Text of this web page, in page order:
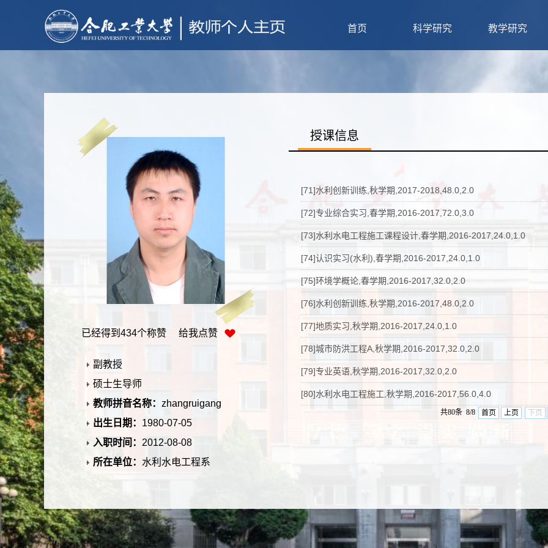
首页 科学研究 教学研究
已经得到 434个称赞 给我点赞
副教授
硕士生导师
教师拼音名称： zhangruigang
出生日期： 1980-07-05
入职时间： 2012-08-08
所在单位： 水利水电工程系
学位：博士学位
在职信息： 在职
授课信息
[71]水利创新训练,秋学期,2017-2018,48.0,2.0
[72]专业综合实习,春学期,2016-2017,72.0,3.0
[73]水利水电工程施工课程设计,春学期,2016-2017,24.0,1.0
[74]认识实习(水利),春学期,2016-2017,24.0,1.0
[75]环境学概论,春学期,2016-2017,32.0,2.0
[76]水利创新训练,秋学期,2016-2017,48.0,2.0
[77]地质实习,秋学期,2016-2017,24.0,1.0
[78]城市防洪工程A,秋学期,2016-2017,32.0,2.0
[79]专业英语,秋学期,2016-2017,32.0,2.0
[80]水利水电工程施工,秋学期,2016-2017,56.0,4.0
共80条 8/8 首页 上页 下页